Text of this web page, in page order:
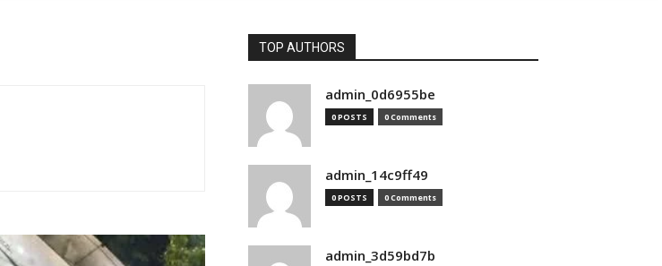
TOP AUTHORS
admin_0d6955be
0 POSTS 0 Comments
admin_14c9ff49
0 POSTS 0 Comments
admin_3d59bd7b